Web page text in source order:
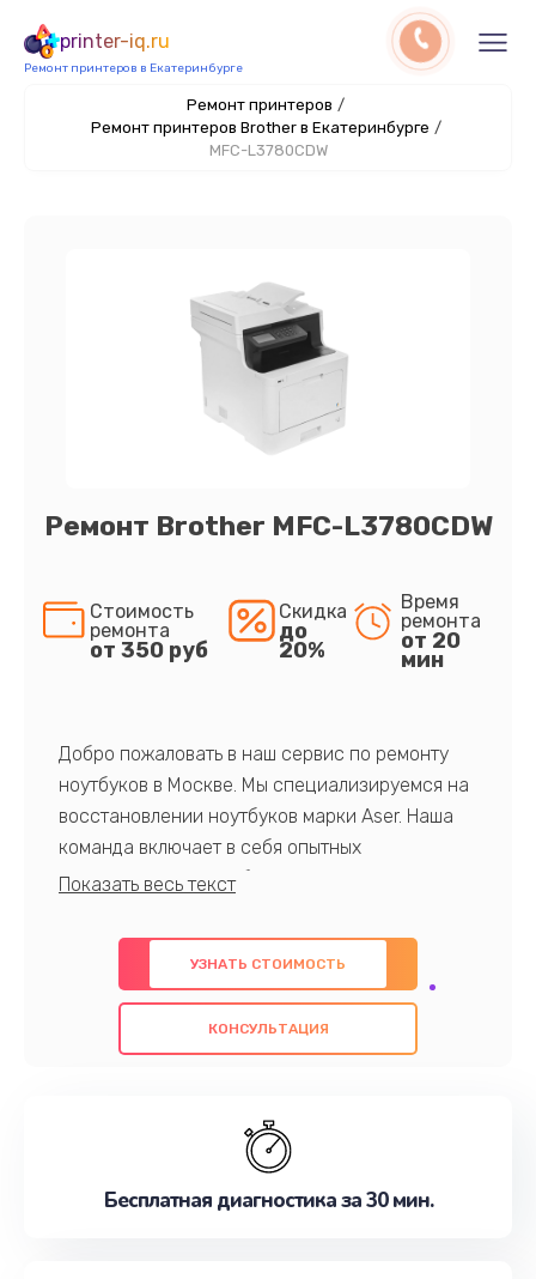
printer-iq.ru
Ремонт принтеров в Екатеринбурге
Ремонт принтеров /
Ремонт принтеров Brother в Екатеринбурге /
MFC-L3780CDW
Ремонт Brother MFC-L3780CDW
Стоимость
ремонта
от 350 руб
Скидка
до
20%
Время
ремонта
от 20
мин
Добро пожаловать в наш сервис по ремонту
ноутбуков в Москве. Мы специализируемся на
восстановлении ноутбуков марки Aser. Наша
команда включает в себя опытных
профессионалов с обширными знаниями и
предлагаем быстрый и качественный ремонт с
использованием оригинальных компонентов, а
также гарантируем качество всех
проведенных работ. Наша цель - предоставить
наилучшим образом. Не медлите записаться на
УЗНАТЬ СТОИМОСТЬ
КОНСУЛЬТАЦИЯ
Бесплатная диагностика за 30 мин.